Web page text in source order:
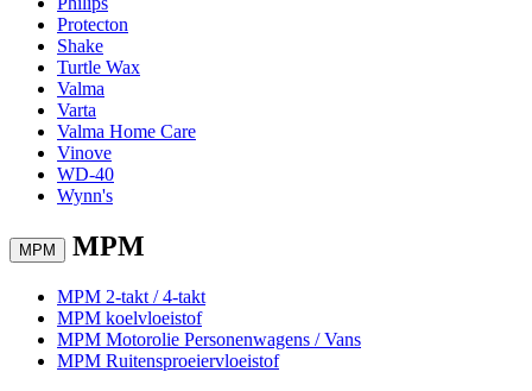
Protecton
Shake
Turtle Wax
Valma
Varta
Valma Home Care
Vinove
WD-40
Wynn's
MPM MPM
MPM 2-takt / 4-takt
MPM koelvloeistof
MPM Motorolie Personenwagens / Vans
MPM Ruitensproeiervloeistof